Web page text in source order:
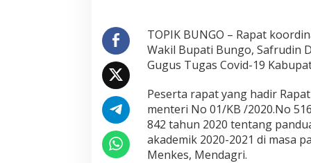
l
i
0
0
TOPIK BUNGO – Rapat
Wakil Bupati Bungo, Safrudin
Gugus Tugas Covid-19
Peserta rapat yang hadir
menteri No 01/KB /2020.No
842 tahun 2020 tentang
akademik 2020-2021 di masa
Menkes, Mendagri.